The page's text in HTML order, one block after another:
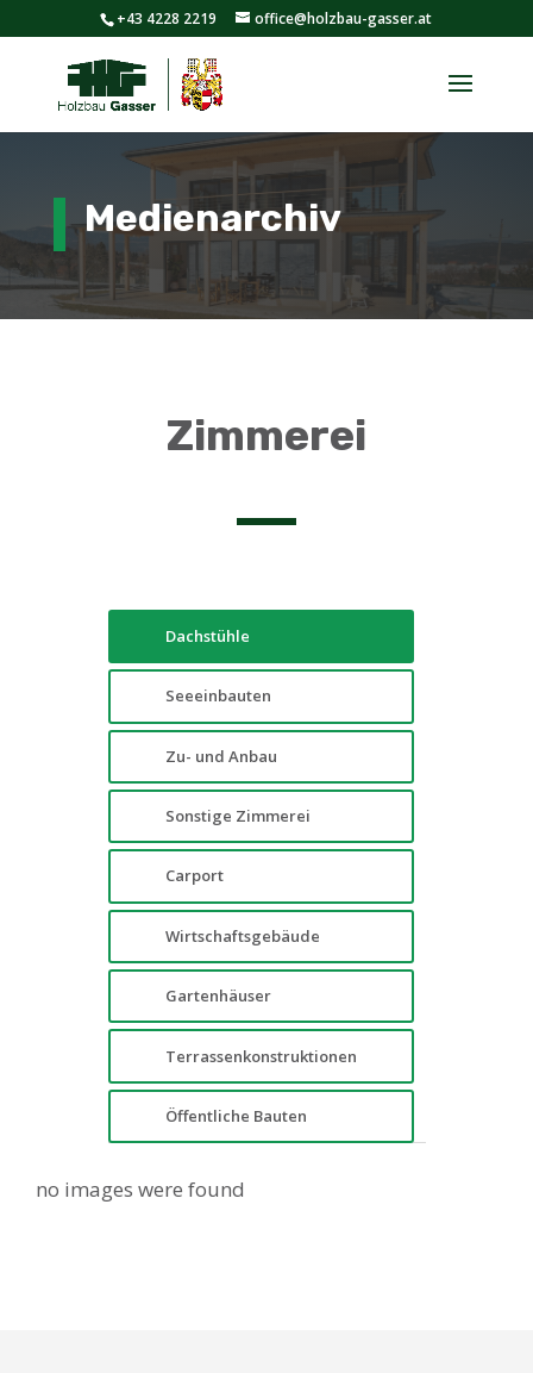
+43 4228 2219 office@holzbau-gasser.at
Medienarchiv
Zimmerei
Dachstühle
Seeeinbauten
Zu- und Anbau
Sonstige Zimmerei
Carport
Wirtschaftsgebäude
Gartenhäuser
Terrassenkonstruktionen
Öffentliche Bauten
no images were found